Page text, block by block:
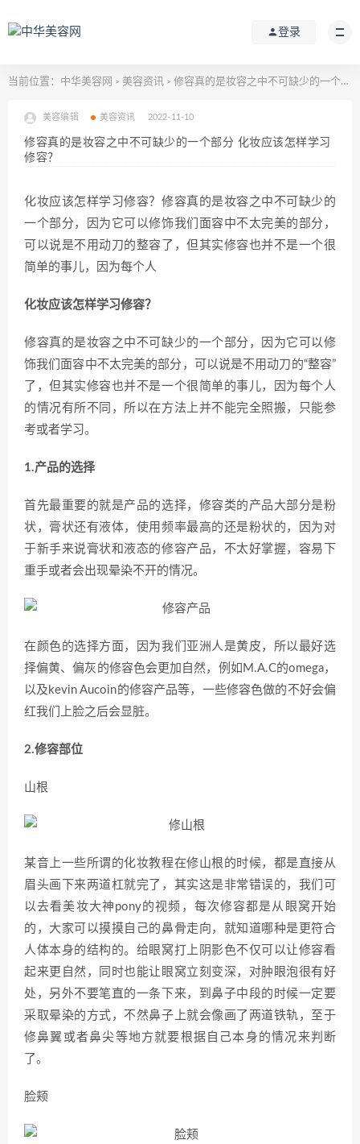
登录
当前位置： 中华美容网 > 美容资讯 > 修容真的是妆容之中不可缺少的一个部分 化妆应该怎样学习修容？
美容编辑 美容资讯 2022-11-10
修容真的是妆容之中不可缺少的一个部分 化妆应该怎样学习
修容？
化妆应该怎样学习修容？修容真的是妆容之中不可缺少的
一个部分，因为它可以修饰我们面容中不太完美的部分，
可以说是不用动刀的整容了，但其实修容也并不是一个很
简单的事儿，因为每个人
化妆应该怎样学习修容？
修容真的是妆容之中不可缺少的一个部分，因为它可以修
饰我们面容中不太完美的部分，可以说是不用动刀的“整容”
了，但其实修容也并不是一个很简单的事儿，因为每个人
的情况有所不同，所以在方法上并不能完全照搬，只能参
考或者学习。
1.产品的选择
首先最重要的就是产品的选择，修容类的产品大部分是粉
状，膏状还有液体，使用频率最高的还是粉状的，因为对
于新手来说膏状和液态的修容产品，不太好掌握，容易下
重手或者会出现晕染不开的情况。
在颜色的选择方面，因为我们亚洲人是黄皮，所以最好选
择偏黄、偏灰的修容色会更加自然，例如M.A.C的omega，
以及kevin Aucoin的修容产品等，一些修容色做的不好会偏
红我们上脸之后会显脏。
2.修容部位
山根
某音上一些所谓的化妆教程在修山根的时候，都是直接从
眉头画下来两道杠就完了，其实这是非常错误的，我们可
以去看美妆大神pony的视频，每次修容都是从眼窝开始
的，大家可以摸摸自己的鼻骨走向，就知道哪种是更符合
人体本身的结构的。给眼窝打上阴影色不仅可以让修容看
起来更自然，同时也能让眼窝立刻变深，对肿眼泡很有好
处，另外不要笔直的一条下来，到鼻子中段的时候一定要
采取晕染的方式，不然鼻子上就会像画了两道铁轨，至于
修鼻翼或者鼻尖等地方就要根据自己本身的情况来判断
了。
脸颊